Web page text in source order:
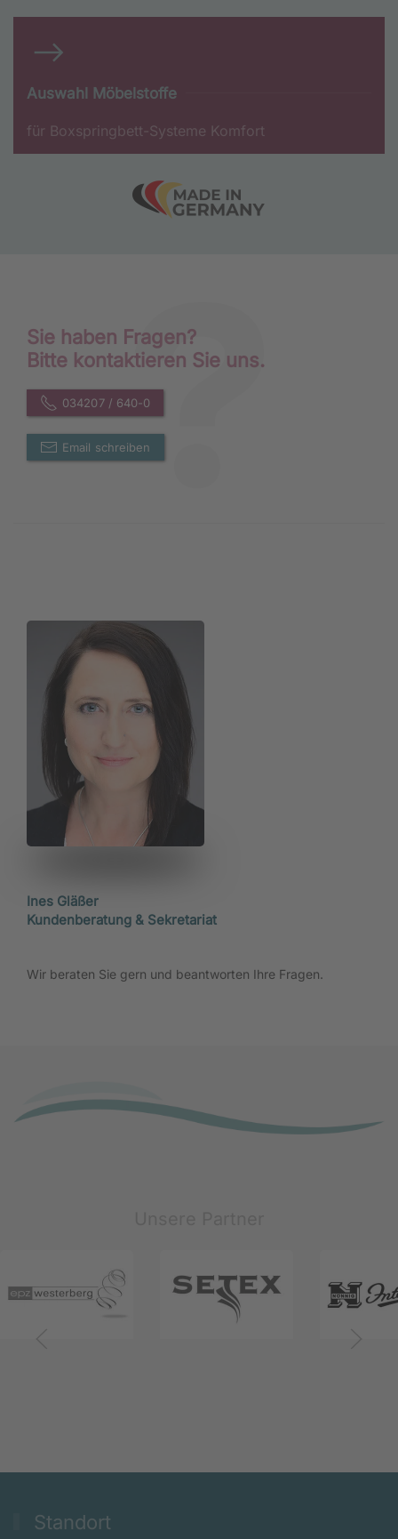
Auswahl Möbelstoffe
für Boxspringbett-Systeme Komfort
Sie haben Fragen?
Bitte kontaktieren Sie uns.
034207 / 640-0
Email schreiben
Ines Gläßer
Kundenberatung & Sekretariat
Wir beraten Sie gern und beantworten Ihre Fragen.
Standort